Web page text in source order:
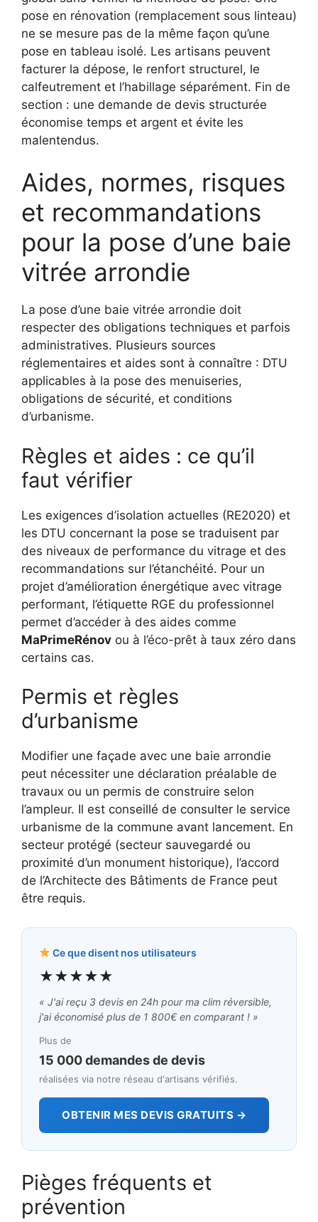
pose en rénovation (remplacement sous linteau)
ne se mesure pas de la même façon qu’une
pose en tableau isolé. Les artisans peuvent
facturer la dépose, le renfort structurel, le
calfeutrement et l’habillage séparément. Fin de
section : une demande de devis structurée
économise temps et argent et évite les
malentendus.
Aides, normes, risques
et recommandations
pour la pose d’une baie
vitrée arrondie
La pose d’une baie vitrée arrondie doit
respecter des obligations techniques et parfois
administratives. Plusieurs sources
réglementaires et aides sont à connaître : DTU
applicables à la pose des menuiseries,
obligations de sécurité, et conditions
d’urbanisme.
Règles et aides : ce qu’il
faut vérifier
Les exigences d’isolation actuelles (RE2020) et
les DTU concernant la pose se traduisent par
des niveaux de performance du vitrage et des
recommandations sur l’étanchéité. Pour un
projet d’amélioration énergétique avec vitrage
performant, l’étiquette RGE du professionnel
permet d’accéder à des aides comme
MaPrimeRénov ou à l’éco-prêt à taux zéro dans
certains cas.
Permis et règles
d’urbanisme
Modifier une façade avec une baie arrondie
peut nécessiter une déclaration préalable de
travaux ou un permis de construire selon
l’ampleur. Il est conseillé de consulter le service
urbanisme de la commune avant lancement. En
secteur protégé (secteur sauvegardé ou
proximité d’un monument historique), l’accord
de l’Architecte des Bâtiments de France peut
être requis.
Ce que disent nos utilisateurs
★★★★★
« J'ai reçu 3 devis en 24h pour ma clim réversible,
j'ai économisé plus de 1 800€ en comparant ! »
Plus de
15 000 demandes de devis
réalisées via notre réseau d'artisans vérifiés.
OBTENIR MES DEVIS GRATUITS →
Pièges fréquents et
prévention